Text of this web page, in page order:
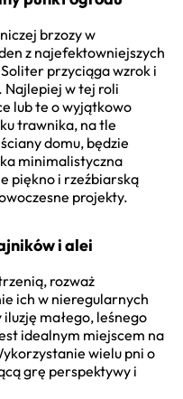
brzozy w
z najefektowniejszych
przyciąga wzrok i
Najlepiej w tej roli
lub te o wyjątkowo
trawnika, na tle
domu, będzie
minimalistyczna
piękno i rzeźbiarską
projekty.
i alei
rozważ
ich w nieregularnych
małego, leśnego
idealnym miejscem na
wielu pni o
grę perspektywy i